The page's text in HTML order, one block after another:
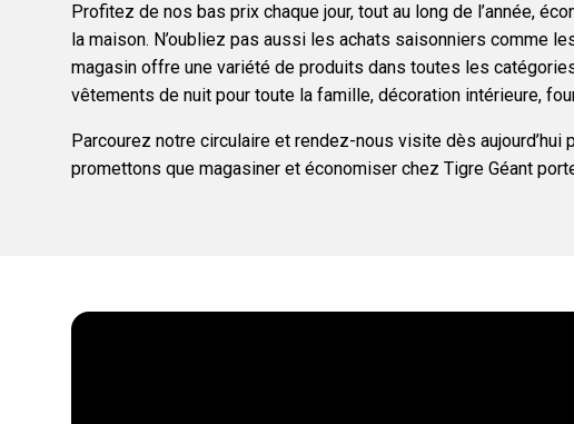
Profitez de nos bas prix chaque jour, tout au long de l’année,
la maison. N’oubliez pas aussi les achats saisonniers comme
magasin offre une variété de produits dans toutes les
vêtements de nuit pour toute la famille, décoration intérieure,
Parcourez notre circulaire et rendez-nous visite dès
promettons que magasiner et économiser chez Tigre Géant